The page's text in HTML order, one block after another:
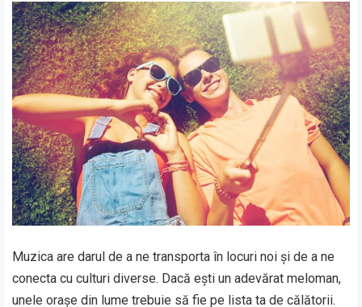
Muzica are darul de a ne transporta în locuri noi și de a ne
conecta cu culturi diverse. Dacă ești un adevărat meloman,
unele orașe din lume trebuie să fie pe lista ta de călătorii.